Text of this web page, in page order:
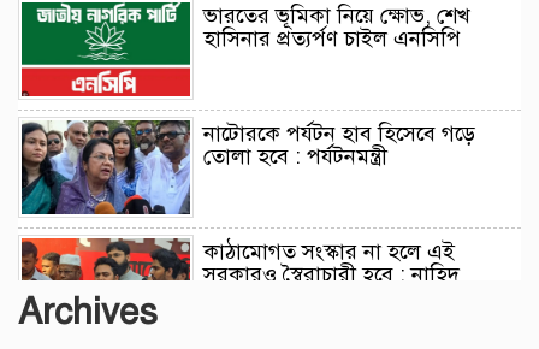
ভারতের ভূমিকা নিয়ে ক্ষোভ, শেখ
হাসিনার প্রত্যর্পণ চাইল এনসিপি
নাটোরকে পর্যটন হাব হিসেবে গড়ে
তোলা হবে : পর্যটনমন্ত্রী
কাঠামোগত সংস্কার না হলে এই
সরকারও স্বৈরাচারী হবে : নাহিদ
Archives